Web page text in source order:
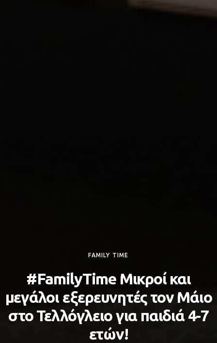
FAMILY TIME
#FamilyTime Μικροί και
μεγάλοι εξερευνητές τον Μάιο
στο Τελλόγλειο για παιδιά 4-7
ετών!